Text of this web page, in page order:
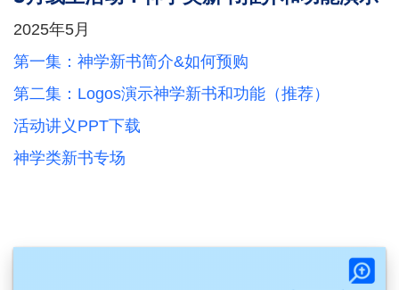
2025年5月
第一集：神学新书简介&如何预购
第二集：Logos演示神学新书和功能（推荐）
活动讲义PPT下载
神学类新书专场